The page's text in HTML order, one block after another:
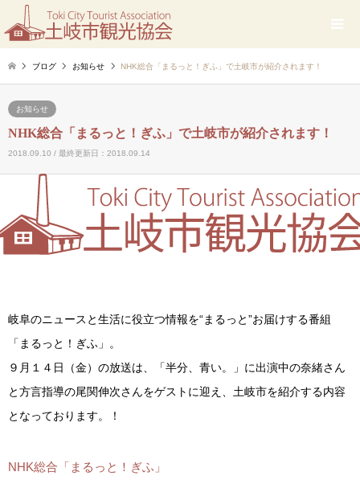
ブログ お知らせ NHK総合「まるっと！ぎふ」で土岐市が紹介されます！
お知らせ
NHK総合「まるっと！ぎふ」で土岐市が紹介されます！
2018.09.10 / 最終更新日：2018.09.14
岐阜のニュースと生活に役立つ情報を“まるっと”お届けする番組
「まるっと！ぎふ」。
９月１４日（金）の放送は、「半分、青い。」に出演中の奈緒さん
と方言指導の尾関伸次さんをゲストに迎え、土岐市を紹介する内容
となっております。！
NHK総合「まるっと！ぎふ」